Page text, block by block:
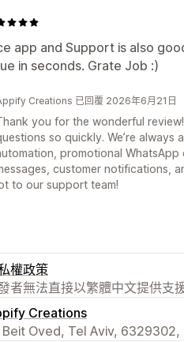
app and Support is also
in seconds. Grate Job :)
Creations 已回覆 2026年6月21日
you for the wonderful
so quickly. We’re
promotional
customer notifications,
to our support team!
權政策
者無法直接以繁體中文提供支
Creations
Beit Oved, Tel Aviv, 6329302,